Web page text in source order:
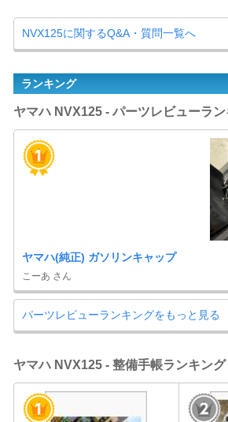
NVX125に関するQ&A・質問一覧へ
ランキング
ヤマハ NVX125 - パーツレビューラ
ヤマハ(純正) ガソリンキャップ
こーあ さん
パーツレビューランキングをもっと見る
ヤマハ NVX125 - 整備手帳ランキング